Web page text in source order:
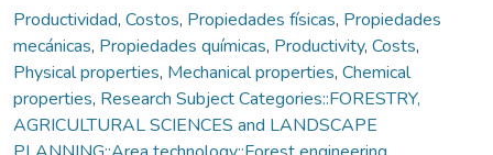
Productividad, Costos, Propiedades físicas, Propiedades
mecánicas, Propiedades químicas, Productivity, Costs,
Physical properties, Mechanical properties, Chemical
properties, Research Subject Categories::FORESTRY,
AGRICULTURAL SCIENCES and LANDSCAPE